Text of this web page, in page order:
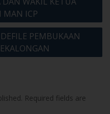
MAN ICP
PEMBUKAAN
Required fields are